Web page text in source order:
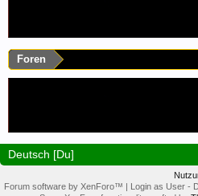
Foren
Deutsch [Du]
Forum software by XenForo™ | Login as User -